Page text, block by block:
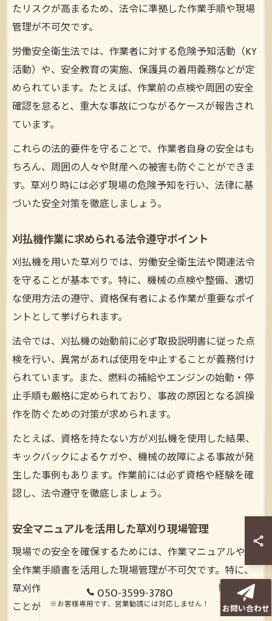
たリスクが高まるため、法令に準拠した作業手順や現場
管理が不可欠です。
労働安全衛生法では、作業者に対する危険予知活動（KY
活動）や、安全教育の実施、保護具の着用義務などが定
められています。たとえば、作業前の点検や周囲の安全
確認を怠ると、重大な事故につながるケースが報告され
ています。
これらの法的要件を守ることで、作業者自身の安全はも
ちろん、周囲の人々や財産への被害も防ぐことができま
す。草刈り時には必ず現場の危険予知を行い、法律に基
づいた安全対策を徹底しましょう。
刈払機作業に求められる法令遵守ポイント
刈払機を用いた草刈りでは、労働安全衛生法や関連法令
を守ることが基本です。特に、機械の点検や整備、適切
な使用方法の遵守、資格保有者による作業が重要なポイ
ントとして挙げられます。
法令では、刈払機の始動前に必ず取扱説明書に従った点
検を行い、異常があれば使用を中止することが義務付け
られています。また、燃料の補給やエンジンの始動・停
止手順も厳格に定められており、事故の原因となる誤操
作を防ぐための対策が求められます。
たとえば、資格を持たない方が刈払機を使用した結果、
キックバックによるケガや、機械の故障による事故が発
生した事例もあります。作業前には必ず資格や経験を確
認し、法令遵守を徹底しましょう。
安全マニュアルを活用した草刈り現場管理
現場での安全を確保するためには、作業マニュアルや安
全作業手順書を活用した現場管理が不可欠です。特に、
草刈作業の安全基準や手順を明文化し、全員で共有する
ことが事故防止につながります。
050-3599-3780
※お客様専用です、営業勧誘には対応しません！ お問い合わせ